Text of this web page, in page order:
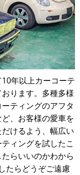
年以上カーコーテ
ります。多種多様
ティングのアフタ
、お客様の愛車を
けるよう、幅広い
ィングを試したこ
らいいのかわから
たらどうぞご遠慮